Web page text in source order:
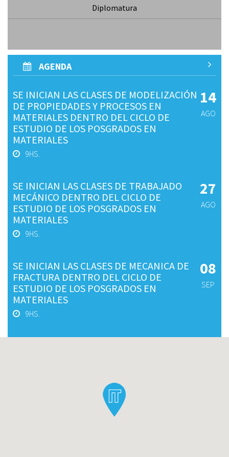
Diplomatura
AGENDA
14
AGO
SE INICIAN LAS CLASES DE MODELIZACIÓN
DE PROPIEDADES Y PROCESOS EN
MATERIALES DENTRO DEL CICLO DE
ESTUDIO DE LOS POSGRADOS EN
MATERIALES
9HS.
27
AGO
SE INICIAN LAS CLASES DE TRABAJADO
MECÁNICO DENTRO DEL CICLO DE
ESTUDIO DE LOS POSGRADOS EN
MATERIALES
9HS.
08
SEP
SE INICIAN LAS CLASES DE MECANICA DE
FRACTURA DENTRO DEL CICLO DE
ESTUDIO DE LOS POSGRADOS EN
MATERIALES
9HS.